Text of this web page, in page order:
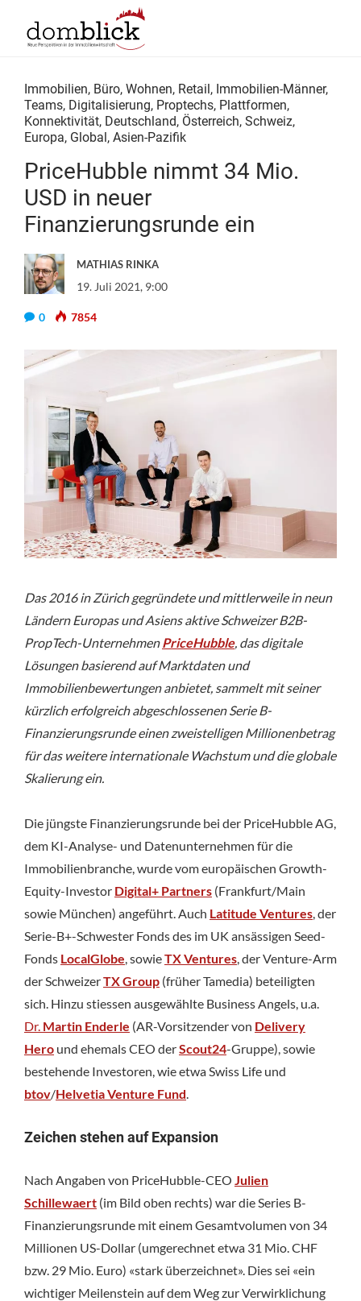
Immobilien, Büro, Wohnen, Retail, Immobilien-Männer,
Teams, Digitalisierung, Proptechs, Plattformen,
Konnektivität, Deutschland, Österreich, Schweiz,
Europa, Global, Asien-Pazifik
PriceHubble nimmt 34 Mio.
USD in neuer
Finanzierungsrunde ein
MATHIAS RINKA
19. Juli 2021, 9:00
0 7854
Das 2016 in Zürich gegründete und mittlerweile in neun
Ländern Europas und Asiens aktive Schweizer B2B-
PropTech-UnternehmenPriceHubble, das digitale
Lösungen basierend auf Marktdaten und
Immobilienbewertungen anbietet, sammelt mit seiner
kürzlich erfolgreich abgeschlossenen Serie B-
Finanzierungsrunde einen zweistelligen Millionenbetrag
für das weitere internationale Wachstum und die globale
Skalierung ein.
Die jüngste Finanzierungsrunde bei der PriceHubble AG,
dem KI-Analyse- und Datenunternehmen für die
Immobilienbranche, wurde vom europäischen Growth-
Equity-Investor Digital+ Partners (Frankfurt/Main
sowie München) angeführt. Auch Latitude Ventures , der
Serie-B+-Schwester Fonds des im UK ansässigen Seed-
Fonds LocalGlobe , sowieTX Ventures , der Venture-Arm
der SchweizerTX Group (früher Tamedia) beteiligten
sich. Hinzu stiessen ausgewählte Business Angels, u.a.
Dr. Martin Enderle (AR-Vorsitzender von Delivery
Hero und ehemals CEO derScout24-Gruppe), sowie
bestehende Investoren, wie etwa Swiss Life und
btov/Helvetia Venture Fund
Zeichen stehen auf Expansion
Nach Angaben von PriceHubble-CEO Julien
Schillewaert (im Bild oben rechts) war die Series B-
Finanzierungsrunde mit einem Gesamtvolumen von 34
Millionen US-Dollar (umgerechnet etwa 31 Mio. CHF
bzw. 29 Mio. Euro) «stark überzeichnet». Dies sei «ein
wichtiger Meilenstein auf dem Weg zur Verwirklichung